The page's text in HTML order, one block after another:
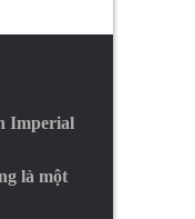
Imperial
là một